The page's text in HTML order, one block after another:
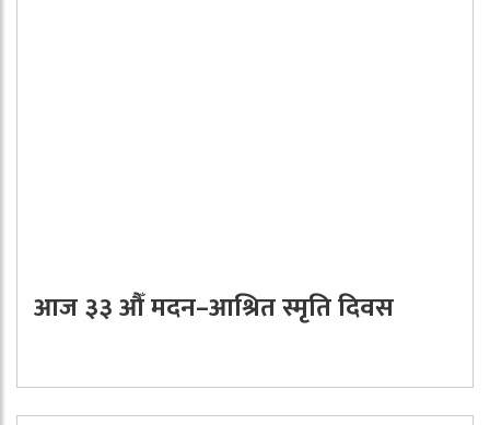
आज ३३ औँ मदन–आश्रित स्मृति दिवस